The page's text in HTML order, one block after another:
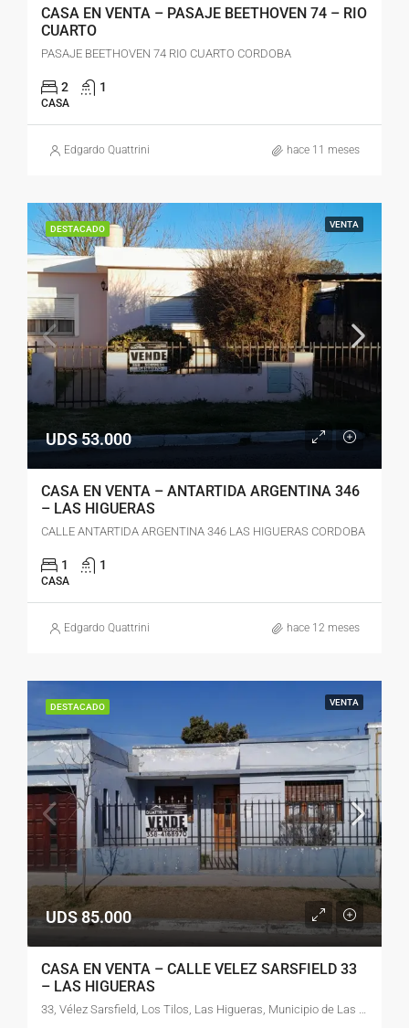
CASA EN VENTA – PASAJE BEETHOVEN 74 – RIO
CUARTO
PASAJE BEETHOVEN 74 RIO CUARTO CORDOBA
2 1
CASA
Edgardo Quattrini hace 11 meses
DESTACADO VENTA
UDS 53.000
CASA EN VENTA – ANTARTIDA ARGENTINA 346
– LAS HIGUERAS
CALLE ANTARTIDA ARGENTINA 346 LAS HIGUERAS CORDOBA
1 1
CASA
Edgardo Quattrini hace 12 meses
DESTACADO VENTA
UDS 85.000
CASA EN VENTA – CALLE VELEZ SARSFIELD 33
– LAS HIGUERAS
33, Vélez Sarsfield, Los Tilos, Las Higueras, Municipio de Las Higueras, Pedanía Río Cuarto, Departamento Río Cuarto, Provincia de Córdoba, X5800, Argentina